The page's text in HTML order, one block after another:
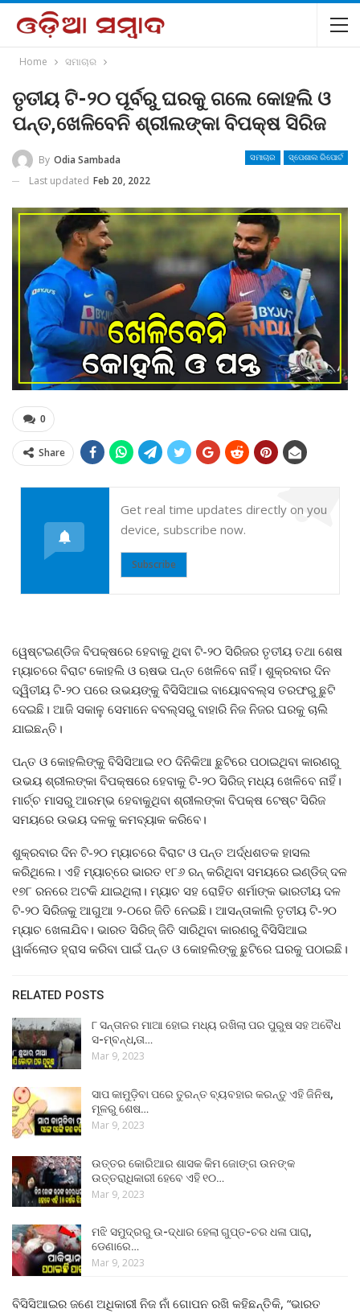
Home ସମାଚାର
ତୃତୀୟ ଟି-୨୦ ପୂର୍ବରୁ ଘରକୁ ଗଲେ କୋହଲି ଓ
ପନ୍ତ,ଖେଳିବେନି ଶ୍ରୀଲଙ୍କା ବିପକ୍ଷ ସିରିଜ
ସମାଚାର ସ୍ପେଶାଲ ରିପୋର୍ଟ
By Odia Sambada
Last updated Feb 20, 2022
0
Share
Get real time updates directly on you
device, subscribe now.
Subscribe
ୱେଷ୍ଟଇଣ୍ଡିଜ ବିପକ୍ଷରେ ହେବାକୁ ଥିବା ଟି-୨୦ ସିରିଜର ତୃତୀୟ ତଥା ଶେଷ
ମ୍ୟାଚରେ ବିରାଟ କୋହଲି ଓ ଋଷଭ ପନ୍ତ ଖେଳିବେ ନାହିଁ। ଶୁକ୍ରବାର ଦିନ
ଦ୍ୱିତୀୟ ଟି-୨୦ ପରେ ଉଭୟଙ୍କୁ ବିସିସିଆଇ ବାୟୋବବଲ୍ସ ତରଫରୁ ଛୁଟି
ଦେଇଛି। ଆଜି ସକାଳୁ ସେମାନେ ବବଲ୍ସରୁ ବାହାରି ନିଜ ନିଜର ଘରକୁ ଚାଲି
ଯାଇଛନ୍ତି।
ପନ୍ତ ଓ କୋହଲିଙ୍କୁ ବିସିସିଆଇ ୧୦ ଦିନିକିଆ ଛୁଟିରେ ପଠାଇଥିବା କାରଣରୁ
ଉଭୟ ଶ୍ରୀଲଙ୍କା ବିପକ୍ଷରେ ହେବାକୁ ଟି-୨୦ ସିରିଜ୍‌ ମଧ୍ୟ ଖେଳିବେ ନାହିଁ।
ମାର୍ଚ୍ଚ ମାସରୁ ଆରମ୍ଭ ହେବାକୁଥିବା ଶ୍ରୀଲଙ୍କା ବିପକ୍ଷ ଟେଷ୍ଟ ସିରିଜ
ସମୟରେ ଉଭୟ ଦଳକୁ କମବ୍ୟାକ କରିବେ।
ଶୁକ୍ରବାର ଦିନ ଟି-୨୦ ମ୍ୟାଚରେ ବିରାଟ ଓ ପନ୍ତ ଅର୍ଦ୍ଧଶତକ ହାସଲ
କରିଥିଲେ। ଏହି ମ୍ୟାଚ୍‌ରେ ଭାରତ ୧୮୬ ରନ୍ କରିଥିବା ସମୟରେ ଇଣ୍ଡିଜ୍ ଦଳ
୧୭୮ ରନରେ ଅଟକି ଯାଇଥିଲା। ମ୍ୟାଚ ସହ ରୋହିତ ଶର୍ମାଙ୍କ ଭାରତୀୟ ଦଳ
ଟି-୨୦ ସିରିଜକୁ ଆଗୁଆ ୨-୦ରେ ଜିତି ନେଇଛି। ଆସନ୍ତାକାଲି ତୃତୀୟ ଟି-୨୦
ମ୍ୟାଚ ଖେଳାଯିବ। ଭାରତ ସିରିଜ୍ ଜିତି ସାରିଥିବା କାରଣରୁ ବିସିସିଆଇ
ୱାର୍କଲୋଡ ହ୍ରାସ କରିବା ପାଇଁ ପନ୍ତ ଓ କୋହଲିଙ୍କୁ ଛୁଟିରେ ଘରକୁ ପଠାଇଛି।
RELATED POSTS
୮ ସନ୍ତାନର ମାଆ ହୋଇ ମଧ୍ୟ ରଖିଲା ପର ପୁରୁଷ ସହ ଅବୈଧ
ସ-ମ୍ବନ୍ଧ,ତା…
Mar 9, 2023
ସାପ କାମୁଡ଼ିବା ପରେ ତୁରନ୍ତ ବ୍ୟବହାର କରନ୍ତୁ ଏହି ଜିନିଷ,
ମୂଳରୁ ଶେଷ…
Mar 9, 2023
ଉତ୍ତର କୋରିଆର ଶାସକ କିମ ଜୋଙ୍ଗ ଉନଙ୍କ
ଉତ୍ତରାଧିକାରୀ ହେବେ ଏହି ୧୦…
Mar 9, 2023
ମଝି ସମୁଦ୍ରରୁ ଉ-ଦ୍ଧାର ହେଲା ଗୁପ୍ତ-ଚର ଧଳା ପାରା,
ଡେଣାରେ…
Mar 9, 2023
ବିସିସିଆଇର ଜଣେ ଅଧିକାରୀ ନିଜ ନାଁ ଗୋପନ ରଖି କହିଛନ୍ତିକି, “ଭାରତ